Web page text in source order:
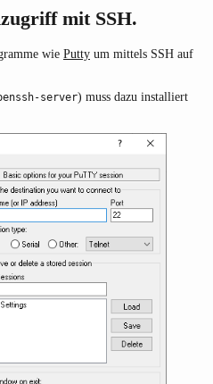
mit SSH.
wie Putty um mittels SSH auf
server) muss dazu installiert